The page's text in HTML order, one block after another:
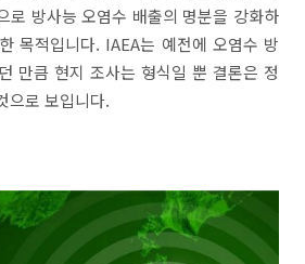
로 방사능 오염수 배출의 명분을 강화하
목적입니다. IAEA는 예전에 오염수 방
만큼 현지 조사는 형식일 뿐 결론은 정
으로 보입니다.